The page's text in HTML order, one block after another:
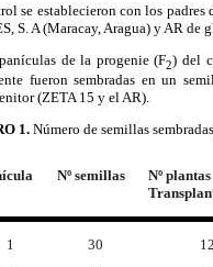
se establecieron con los
S. A (Maracay, Aragua) y AR
de la progenie (F2) del
fueron sembradas en un
(ZETA 15 y el AR).
1. Número de semillas
Nº semillas
Nº plantas
1
30
12